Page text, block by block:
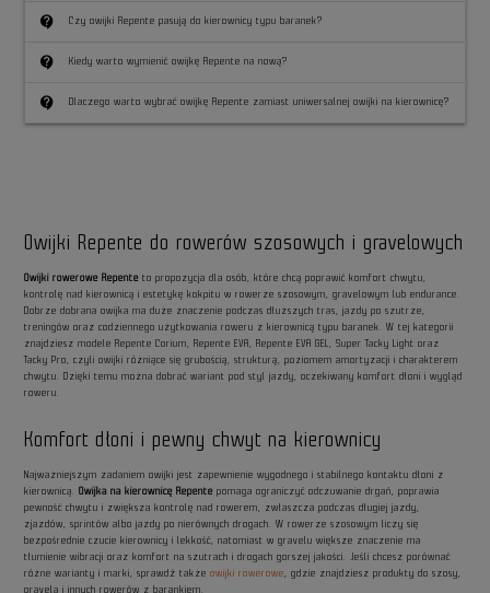
contact_support Czy owijki Repente pasują do kierownicy typu baranek?
contact_support Kiedy warto wymienić owijkę Repente na nową?
contact_support Dlaczego warto wybrać owijkę Repente zamiast uniwersalnej owijki na kierownicę?
Owijki Repente do rowerów szosowych i gravelowych
Owijki rowerowe Repente to propozycja dla osób, które chcą poprawić komfort chwytu,
kontrolę nad kierownicą i estetykę kokpitu w rowerze szosowym, gravelowym lub endurance.
Dobrze dobrana owijka ma duże znaczenie podczas dłuższych tras, jazdy po szutrze,
treningów oraz codziennego użytkowania roweru z kierownicą typu baranek. W tej kategorii
znajdziesz modele Repente Corium, Repente EVA, Repente EVA GEL, Super Tacky Light oraz
Tacky Pro, czyli owijki różniące się grubością, strukturą, poziomem amortyzacji i charakterem
chwytu. Dzięki temu można dobrać wariant pod styl jazdy, oczekiwany komfort dłoni i wygląd
roweru.
Komfort dłoni i pewny chwyt na kierownicy
Najważniejszym zadaniem owijki jest zapewnienie wygodnego i stabilnego kontaktu dłoni z
kierownicą.Owijka na kierownicę Repente pomaga ograniczyć odczuwanie drgań, poprawia
pewność chwytu i zwiększa kontrolę nad rowerem, zwłaszcza podczas długiej jazdy,
zjazdów, sprintów albo jazdy po nierównych drogach. W rowerze szosowym liczy się
bezpośrednie czucie kierownicy i lekkość, natomiast w gravelu większe znaczenie ma
tłumienie wibracji oraz komfort na szutrach i drogach gorszej jakości. Jeśli chcesz porównać
różne warianty i marki, sprawdź takżeowijki rowerowe, gdzie znajdziesz produkty do szosy,
gravela i innych rowerów z barankiem.